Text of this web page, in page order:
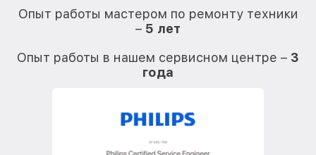
Опыт работы мастером по ремонту техники
– 5 лет
Опыт работы в нашем сервисном центре – 3
года